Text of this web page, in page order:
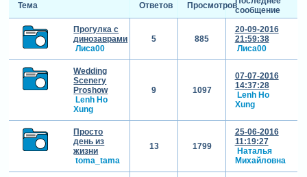
Тема Ответов Просмотровсообщение
Прогулка с
динозаврами
Лиса00
5 885
20-09-2016
21:59:38
Лиса00
Wedding
Scenery
Proshow
Lenh Ho
Xung
9 1097
07-07-2016
14:37:28
Lenh Ho
Xung
Просто
день из
жизни
toma_tama
13 1799
25-06-2016
11:19:27
Наталья
Михайловна